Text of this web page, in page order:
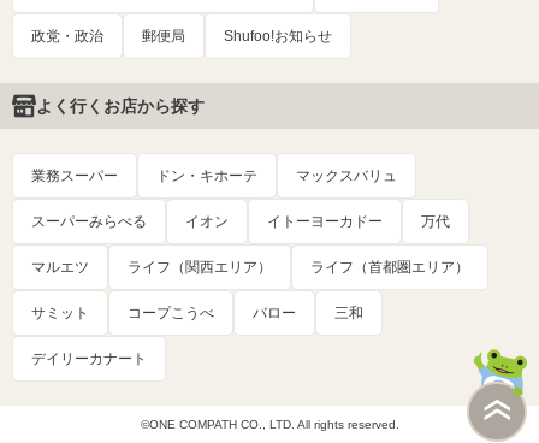
政党・政治 郵便局 Shufoo!お知らせ
よく行くお店から探す
業務スーパー ドン・キホーテ マックスバリュ
スーパーみらべる イオン イトーヨーカドー 万代
マルエツ ライフ（関西エリア） ライフ（首都圏エリア）
サミット コープこうべ バロー 三和
デイリーカナート
©ONE COMPATH CO., LTD. All rights reserved.